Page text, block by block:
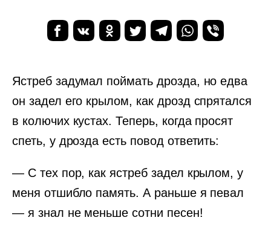
Ястреб задумал поймать дрозда, но едва
он задел его крылом, как дрозд спрятался
в колючих кустах. Теперь, когда просят
спеть, у дрозда есть повод ответить:
— С тех пор, как ястреб задел крылом, у
меня отшибло память. А раньше я певал
— я знал не меньше сотни песен!